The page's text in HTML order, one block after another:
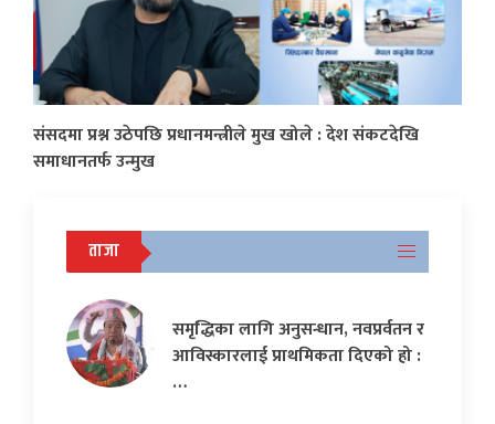
संसदमा प्रश्न उठेपछि प्रधानमन्त्रीले मुख खोले : देश संकटदेखि
समाधानतर्फ उन्मुख
ताजा
समृद्धिका लागि अनुसन्धान, नवप्रर्वतन र
आविस्कारलाई प्राथमिकता दिएको हो :
…